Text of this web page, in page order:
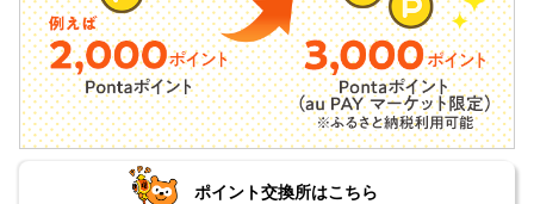
ポイント交換所はこちら